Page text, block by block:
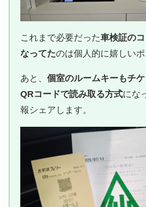
これまで必要だった車検証の
なってたのは個人的に嬉しいポ
あと、個室のルームキーもチ
QRコードで読み取る方式にな
報シェアします。